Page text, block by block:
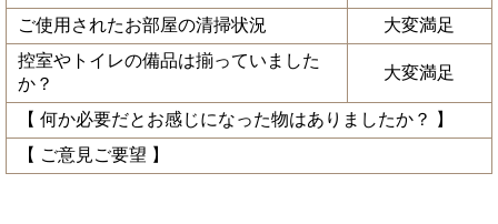
ご使用されたお部屋の清掃状況
大変満足
控室やトイレの備品は揃っていました
か？
大変満足
【 何か必要だとお感じになった物はありましたか？ 】
【 ご意見ご要望 】